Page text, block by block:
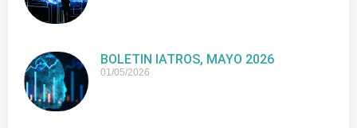
BOLETIN IATROS, MAYO 2026
01/05/2026